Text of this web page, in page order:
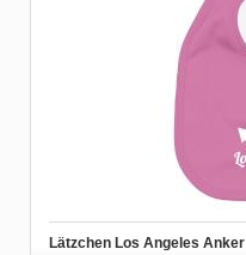
Lätzchen Los Angeles Anker